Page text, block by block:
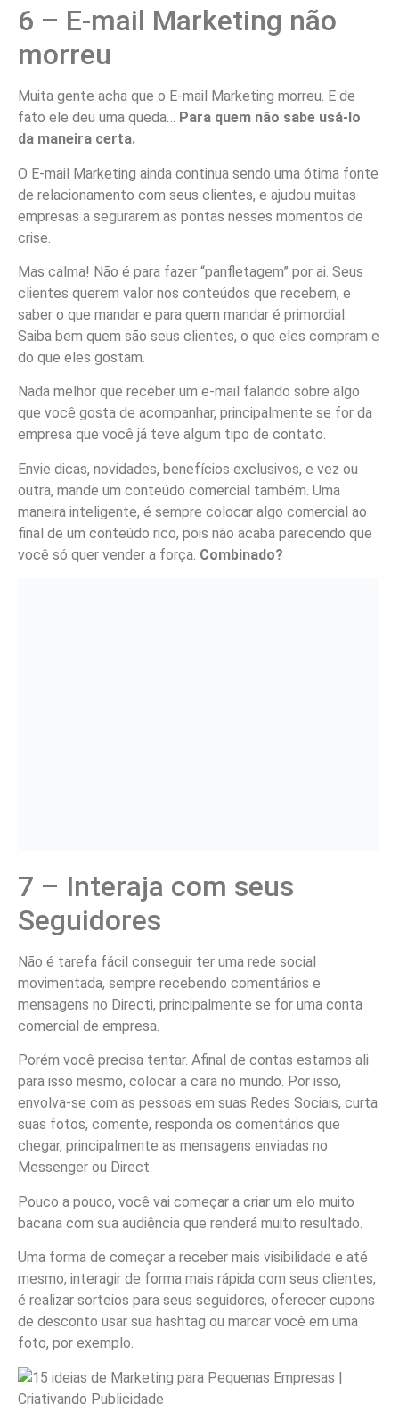
6 – E-mail Marketing não
morreu
Muita gente acha que o E-mail Marketing morreu. E de
fato ele deu uma queda… Para quem não sabe usá-lo
da maneira certa.
O E-mail Marketing ainda continua sendo uma ótima fonte
de relacionamento com seus clientes, e ajudou muitas
empresas a segurarem as pontas nesses momentos de
crise.
Mas calma! Não é para fazer “panfletagem” por ai. Seus
clientes querem valor nos conteúdos que recebem, e
saber o que mandar e para quem mandar é primordial.
Saiba bem quem são seus clientes, o que eles compram e
do que eles gostam.
Nada melhor que receber um e-mail falando sobre algo
que você gosta de acompanhar, principalmente se for da
empresa que você já teve algum tipo de contato.
Envie dicas, novidades, benefícios exclusivos, e vez ou
outra, mande um conteúdo comercial também. Uma
maneira inteligente, é sempre colocar algo comercial ao
final de um conteúdo rico, pois não acaba parecendo que
você só quer vender a força. Combinado?
7 – Interaja com seus
Seguidores
Não é tarefa fácil conseguir ter uma rede social
movimentada, sempre recebendo comentários e
mensagens no Directi, principalmente se for uma conta
comercial de empresa.
Porém você precisa tentar. Afinal de contas estamos ali
para isso mesmo, colocar a cara no mundo. Por isso,
envolva-se com as pessoas em suas Redes Sociais, curta
suas fotos, comente, responda os comentários que
chegar, principalmente as mensagens enviadas no
Messenger ou Direct.
Pouco a pouco, você vai começar a criar um elo muito
bacana com sua audiência que renderá muito resultado.
Uma forma de começar a receber mais visibilidade e até
mesmo, interagir de forma mais rápida com seus clientes,
é realizar sorteios para seus seguidores, oferecer cupons
de desconto usar sua hashtag ou marcar você em uma
foto, por exemplo.